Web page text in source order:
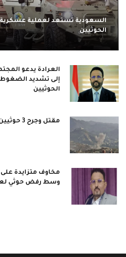
السعودية تستعد لعملية عسكرية
الحوثيين
العرادة يدعو
إلى تشديد الضغوط
الحوثيين
مقتل وجرح 3 حوثيين في اشتباكات غرب تعز
مخاوف متزايدة على
وسط رفض حوثي